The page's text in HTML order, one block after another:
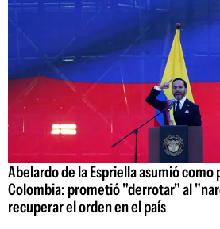
Abelardo de la Espriella asumió como
Colombia: prometió "derrotar" al
recuperar el orden en el país